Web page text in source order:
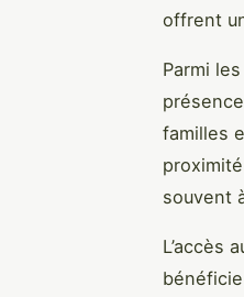
offrent
Parmi
familles
souvent
L’accès